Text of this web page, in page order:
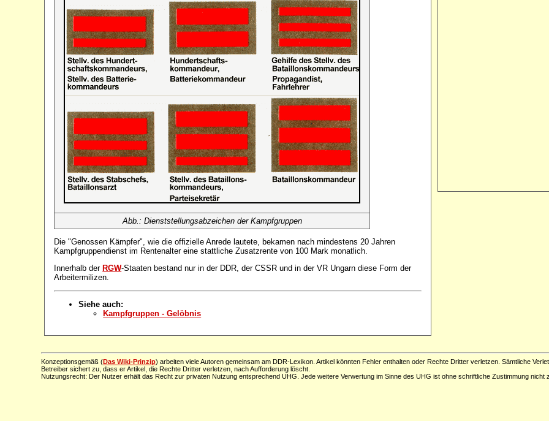
Abb.: Dienststellungsabzeichen der Kampfgruppen
Die "Genossen Kämpfer", wie die offizielle Anrede lautete, bekamen nach mindestens 20 Jahren
Kampfgruppendienst im Rentenalter eine stattliche Zusatzrente von 100 Mark monatlich.
Innerhalb der RGW-Staaten bestand nur in der DDR, der CSSR und in der VR Ungarn diese Form der
Arbeitermilizen.
Siehe auch:
Kampfgruppen - Gelöbnis
Konzeptionsgemäß (Das Wiki-Prinzip) arbeiten viele Autoren gemeinsam am DDR-Lexikon. Artikel könnten Fehler enthalten oder Rechte Dritter verletzen. Sämtliche
Betreiber sichert zu, dass er Artikel, die Rechte Dritter verletzen, nach Aufforderung löscht.
Nutzungsrecht: Der Nutzer erhält das Recht zur privaten Nutzung entsprechend UHG. Jede weitere Verwertung im Sinne des UHG ist ohne schriftliche Zustimmung nicht